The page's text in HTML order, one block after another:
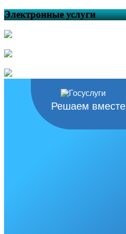
Электронные услуги
Решаем вместе